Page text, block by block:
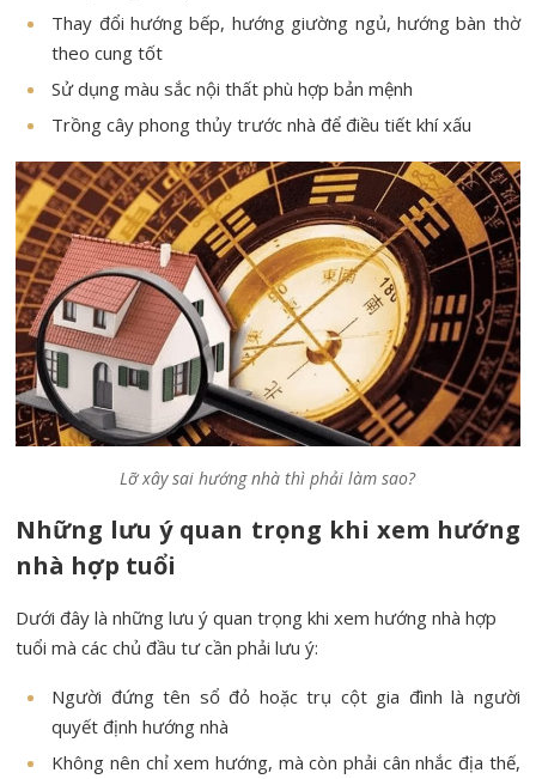
Thay đổi hướng bếp, hướng giường ngủ, hướng bàn thờ
theo cung tốt
Sử dụng màu sắc nội thất phù hợp bản mệnh
Trồng cây phong thủy trước nhà để điều tiết khí xấu
Lỡ xây sai hướng nhà thì phải làm sao?
Những lưu ý quan trọng khi xem hướng
nhà hợp tuổi
Dưới đây là những lưu ý quan trọng khi xem hướng nhà hợp
tuổi mà các chủ đầu tư cần phải lưu ý:
Người đứng tên sổ đỏ hoặc trụ cột gia đình là người
quyết định hướng nhà
Không nên chỉ xem hướng, mà còn phải cân nhắc địa thế,